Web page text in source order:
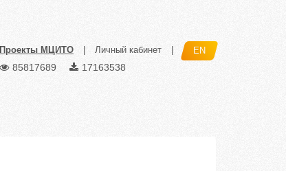
Проекты МЦИТО Личный кабинет EN
85817689 17163538